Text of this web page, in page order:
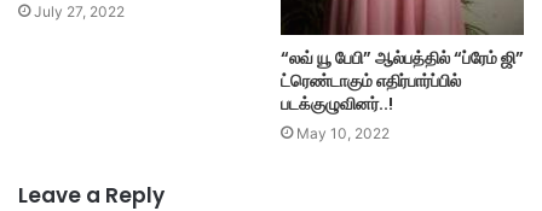
July 27, 2022
“லவ் யூ பேபி” ஆல்பத்தில் “ப்ரேம் ஜி”
ட்ரெண்டாகும் எதிர்பார்ப்பில்
படக்குழுவினர்..!
May 10, 2022
Leave a Reply